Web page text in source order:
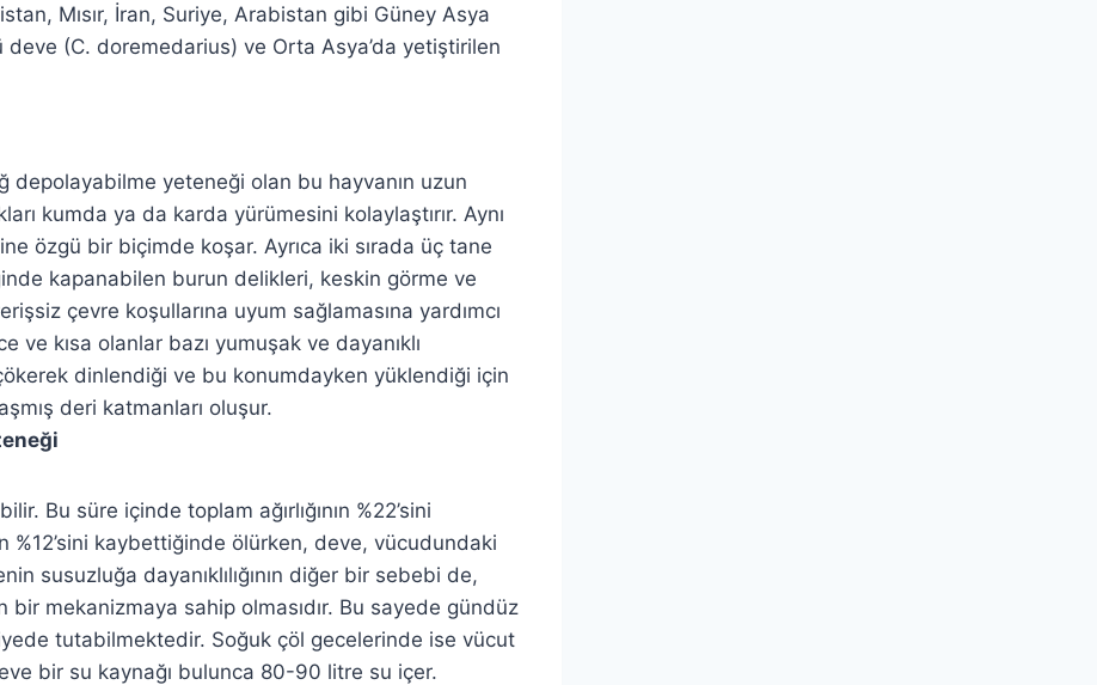
Mısır, İran, Suriye, Arabistan gibi Güney Asya
(C. doremedarius) ve Orta Asya’da yetiştirilen
depolayabilme yeteneği olan bu hayvanın uzun
kumda ya da karda yürümesini kolaylaştırır. Aynı
özgü bir biçimde koşar. Ayrıca iki sırada üç tane
kapanabilen burun delikleri, keskin görme ve
çevre koşullarına uyum sağlamasına yardımcı
kısa olanlar bazı yumuşak ve dayanıklı
çökerek dinlendiği ve bu konumdayken yüklendiği için
deri katmanları oluşur.
Bu süre içinde toplam ağırlığının %22’sini
kaybettiğinde ölürken, deve, vücudundaki
susuzluğa dayanıklılığının diğer bir sebebi de,
bir mekanizmaya sahip olmasıdır. Bu sayede gündüz
tutabilmektedir. Soğuk çöl gecelerinde ise vücut
bir su kaynağı bulunca 80-90 litre su içer.